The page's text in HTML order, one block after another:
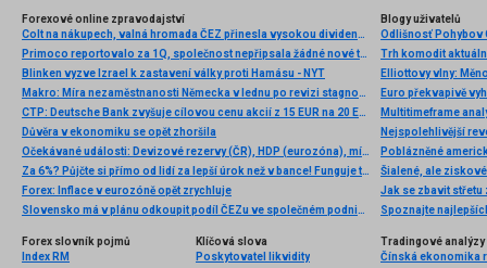
Forexové online zpravodajství
Colt na nákupech, valná hromada ČEZ přinesla vysokou dividendu
Primoco reportovalo za 1Q, společnost nepřipsala žádné nové tržby z prodeje bezpilotních letadel
Blinken vyzve Izrael k zastavení války proti Hamásu - NYT
Makro: Míra nezaměstnanosti Německa v lednu po revizi stagnovala na 6,8pct
CTP: Deutsche Bank zvyšuje cílovou cenu akcií z 15 EUR na 20 EUR a doporučení z „hold“ na „buy“
Důvěra v ekonomiku se opět zhoršila
Očekávané události: Devizové rezervy (ČR), HDP (eurozóna), míra nezaměstnanosti (USA)
Za 6%? Půjčte si přímo od lidí za lepší úrok než v bance! Funguje to!
Forex: Inflace v eurozóně opět zrychluje
Slovensko má v plánu odkoupit podíl ČEZu ve společném podniku JESS
Blogy uživatelů
Odlišnosť Pohybov
Trh komodit
Elliottovy vlny:
Euro překvapivě
Multitimeframe
Nejspolehlivější
Poblázněné
Šialené, ale
Jak se zbavit střetu
Spoznajte
Forex slovník pojmů
Index RM
Klíčová slova
Poskytovatel likvidity
Tradingové analýzy
Čínská ekonomika